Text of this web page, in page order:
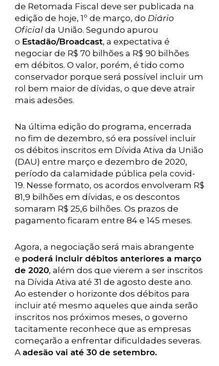
de Retomada Fiscal deve ser publicada na
edição de hoje, 1º de março, do Diário
Oficial da União. Segundo apurou
o Estadão/Broadcast, a expectativa é
negociar de R$ 70 bilhões a R$ 90 bilhões
em débitos. O valor, porém, é tido como
conservador porque será possível incluir um
rol bem maior de dívidas, o que deve atrair
mais adesões.
Na última edição do programa, encerrada
no fim de dezembro, só era possível incluir
os débitos inscritos em Dívida Ativa da União
(DAU) entre março e dezembro de 2020,
período da calamidade pública pela covid-
19. Nesse formato, os acordos envolveram R$
81,9 bilhões em dívidas, e os descontos
somaram R$ 25,6 bilhões. Os prazos de
pagamento ficaram entre 84 e 145 meses.
Agora, a negociação será mais abrangente
e poderá incluir débitos anteriores a março
de 2020, além dos que vierem a ser inscritos
na Dívida Ativa até 31 de agosto deste ano.
Ao estender o horizonte dos débitos para
incluir até mesmo aqueles que ainda serão
inscritos nos próximos meses, o governo
tacitamente reconhece que as empresas
começarão a enfrentar dificuldades severas.
A adesão vai até 30 de setembro.